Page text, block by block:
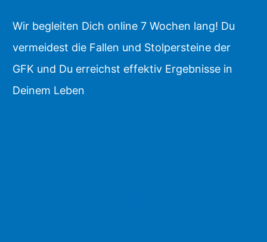
Wir begleiten Dich online 7 Wochen lang! Du
vermeidest die Fallen und Stolpersteine der
GFK und Du erreichst effektiv Ergebnisse in
Deinem Leben